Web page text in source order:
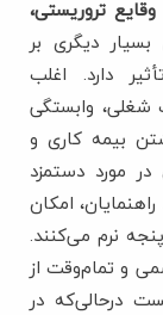
تروریستی،
دیگری بر
دارد. اغلب
شغلی، وابستگی
بیمه کاری و
مورد دستمزد
امکان
نرم می‌کنند.
و تمام‌وقت از
درحالی‌که در